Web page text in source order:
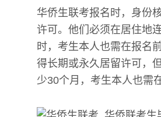
华侨生联考报名时，身份
许可。他们必须在居住地
时，考生本人也需在报名
得长期或永久居留许可，
少30个月，考生本人也需